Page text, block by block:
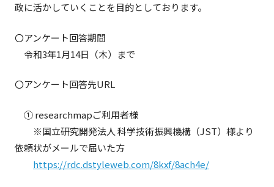
政に活かしていくことを目的としております。
〇アンケート回答期間
令和3年1月14日（木）まで
〇アンケート回答先URL
① researchmapご利用者様
※国立研究開発法人 科学技術振興機構（JST）様より
依頼状がメールで届いた方
https://rdc.dstyleweb.com/8kxf/8ach4e/